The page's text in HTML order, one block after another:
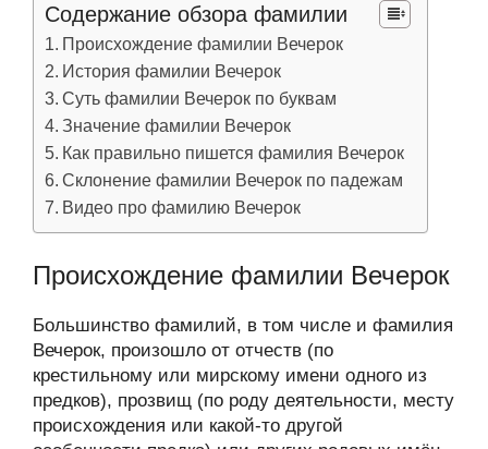
Содержание обзора фамилии
Происхождение фамилии Вечерок
История фамилии Вечерок
Суть фамилии Вечерок по буквам
Значение фамилии Вечерок
Как правильно пишется фамилия Вечерок
Склонение фамилии Вечерок по падежам
Видео про фамилию Вечерок
Происхождение фамилии Вечерок
Большинство фамилий, в том числе и фамилия
Вечерок, произошло от отчеств (по
крестильному или мирскому имени одного из
предков), прозвищ (по роду деятельности, месту
происхождения или какой-то другой